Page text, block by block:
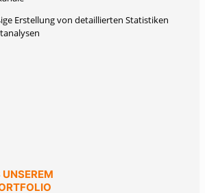
Erstellung von detaillierten Statistiken